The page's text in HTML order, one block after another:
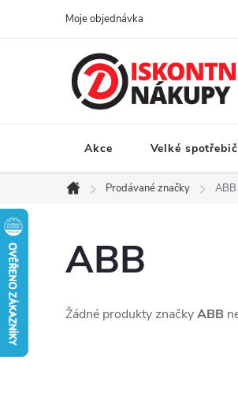
Moje objednávka
Akce Velké
Domů
Prodávané značky ABB
ABB
Žádné produkty značkyABB